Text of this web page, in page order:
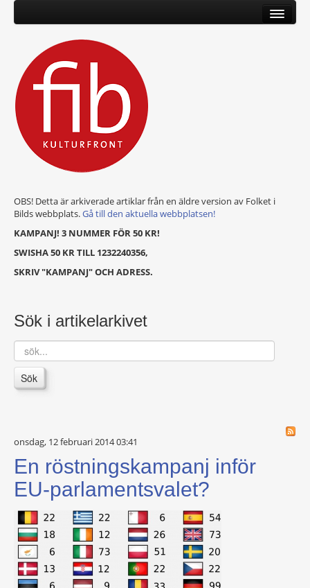
OBS! Detta är arkiverade artiklar från en äldre version av Folket i
Bilds webbplats.Gå till den aktuella webbplatsen!
KAMPANJ! 3 NUMMER FÖR 50 KR!
SWISHA 50 KR TILL 1232240356,
SKRIV "KAMPANJ" OCH ADRESS.
Sök i artikelarkivet
sök...
Sök
onsdag, 12 februari 2014 03:41
En röstningskampanj inför
EU-parlamentsvalet?